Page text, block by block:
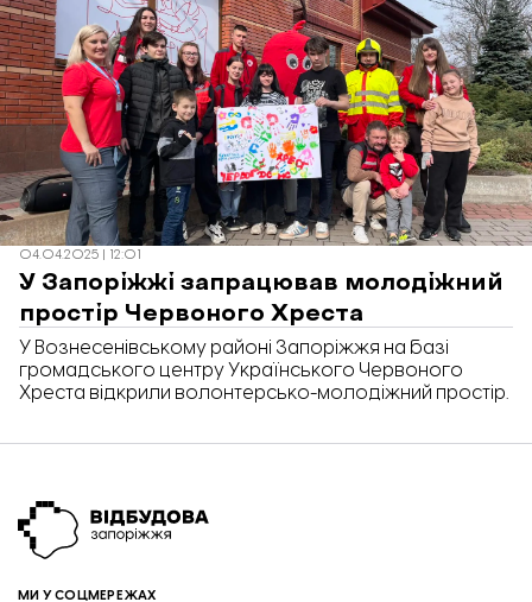
04.04.2025 | 12:01
У Запоріжжі запрацював молодіжний
простір Червоного Хреста
У Вознесенівському районі Запоріжжя на базі
громадського центру Українського Червоного
Хреста відкрили волонтерсько-молодіжний простір.
МИ У СОЦМЕРЕЖАХ